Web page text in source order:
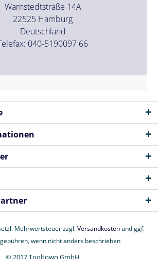
Warnstedtstraße 14A
22525 Hamburg
Deutschland
040-5190097 66
Mehrwertsteuer zzgl.Versandkosten und ggf.
wenn nicht anders beschrieben
© 2017 Tooltown GmbH